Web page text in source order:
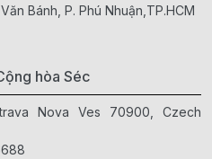
Bánh, P. Phú Nhuận,TP.HCM
hòa Séc
Nova Ves 70900, Czech